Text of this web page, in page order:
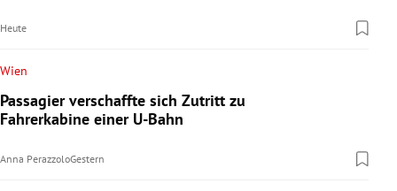
Heute
Wien
Passagier verschaffte sich Zutritt zu
Fahrerkabine einer U-Bahn
Anna PerazzoloGestern